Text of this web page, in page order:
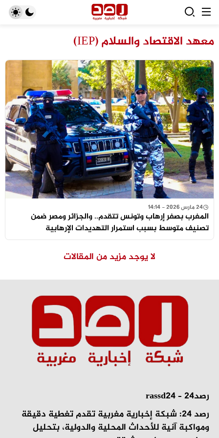
معهد الاقتصاد والسلام (IEP)
24 مارس 2026 - 14:14
المغرب بصفر إرهاب وتونس تتقدم.. والجزائر ومصر ضمن
تصنيف متوسط بسبب استمرار التهديدات الإرهابية
لا يوجد مزيد من المقالات
رصد24 – rassd24
رصد 24: شبكة إخبارية مغربية تقدم تغطية دقيقة
ومواكبة آنية للأحداث المحلية والدولية، بتحليل